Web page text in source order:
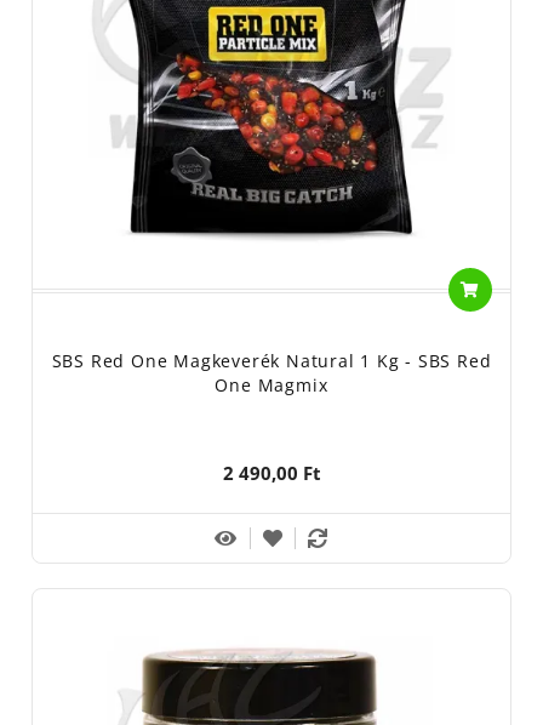
8mm-es méretben, ami a method
feederes technika kihagyhatatlan horogcsalija
A Halcatraz online horgászbolt kínálatában mindezek
megtalálhatóak.
Miből is tevődik össze egy sikeres horgász szett? (Legyen az
feeder szett, pontyozó szett, pergető
szett vagy akár harcsázó szett.) Egy minőségi horgászbot egy
kiváló orsóval, azon pedig a tökéletes
részletekben rejlik, ezért nem szabad megfeledkezni az egyéb
Számít, hogy a legkülönbözőbb horgász szerelékek végén mi
található. Kovács Zoltán, az SBS
az SBS-nél is, megalkották az SBS Tackle sorozatot, így az
etetőanyagok, csalik, aromák mellett 2013
óta már egyéb horgász kellékek is megtalálhatóak a
kínálatukban. Minden olyan pontyhorgászat
során hasznos kiegészítő, ami elengedhetetlen, ha sikeresek
Számtalan rekordfogás, versenysikerek a kezdetek óta, precíz
eljárással készített termékek és
hibátlan biztonsági rendszer. Ez jellemzi az SBS-t és garantálja a
SBS Red One Magkeverék Natural 1 Kg - SBS Red
One Magmix
2 490,00 Ft